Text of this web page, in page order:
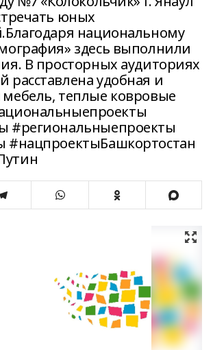
юных
национальному
здесь выполнили
В просторных аудиториях
удобная и
теплые ковровые
#региональныепроекты
#нацпроектыБашкортостан